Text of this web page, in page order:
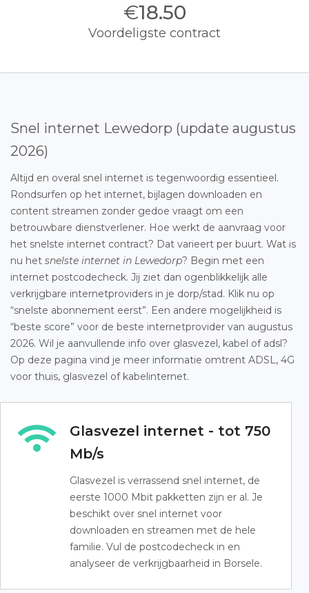
€18.50
Voordeligste contract
Snel internet Lewedorp (update augustus
2026)
Altijd en overal snel internet is tegenwoordig essentieel.
Rondsurfen op het internet, bijlagen downloaden en
content streamen zonder gedoe vraagt om een
betrouwbare dienstverlener. Hoe werkt de aanvraag voor
het snelste internet contract? Dat varieert per buurt. Wat is
nu het snelste internet in Lewedorp? Begin met een
internet postcodecheck. Jij ziet dan ogenblikkelijk alle
verkrijgbare internetproviders in je dorp/stad. Klik nu op
“snelste abonnement eerst”. Een andere mogelijkheid is
“beste score” voor de beste internetprovider van augustus
2026. Wil je aanvullende info over glasvezel, kabel of adsl?
Op deze pagina vind je meer informatie omtrent ADSL, 4G
voor thuis, glasvezel of kabelinternet.
Glasvezel internet - tot 750
Mb/s
Glasvezel is verrassend snel internet, de
eerste 1000 Mbit pakketten zijn er al. Je
beschikt over snel internet voor
downloaden en streamen met de hele
familie. Vul de postcodecheck in en
analyseer de verkrijgbaarheid in Borsele.